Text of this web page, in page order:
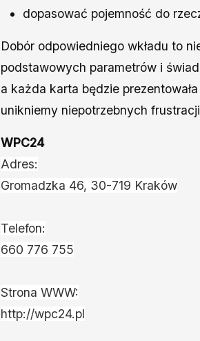
dopasować pojemność do
Dobór odpowiedniego wkładu to
podstawowych parametrów i
a każda karta będzie
unikniemy niepotrzebnych
WPC24
Adres:
Gromadzka 46, 30-719 Kraków
Telefon:
660 776 755
Strona WWW:
http://wpc24.pl